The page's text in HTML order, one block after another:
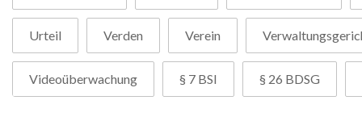
Urteil Verden Verein
Videoüberwachung § 7 BSI § 26 BDSG